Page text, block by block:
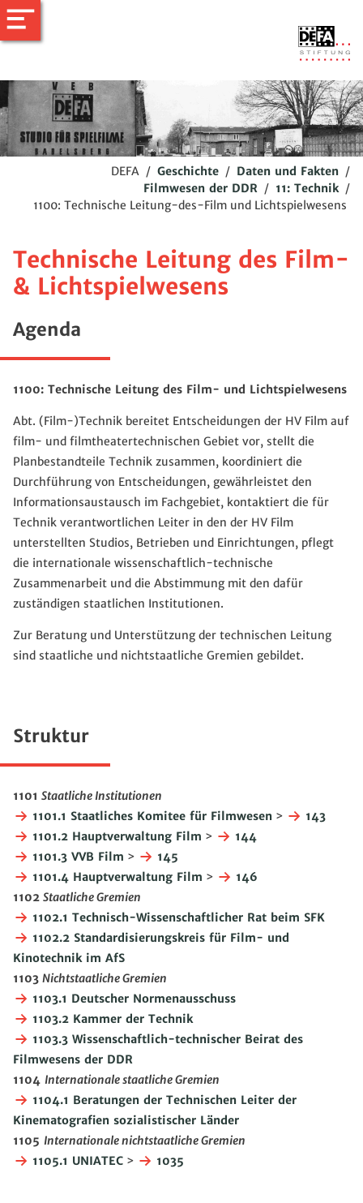
DEFA / Geschichte / Daten und Fakten /
Filmwesen der DDR / 11: Technik /
1100: Technische Leitung-des-Film und Lichtspielwesens
Technische Leitung des Film-
& Lichtspielwesens
Agenda
1100: Technische Leitung des Film- und Lichtspielwesens
Abt. (Film-)Technik bereitet Entscheidungen der HV Film auf
film- und filmtheatertechnischen Gebiet vor, stellt die
Planbestandteile Technik zusammen, koordiniert die
Durchführung von Entscheidungen, gewährleistet den
Informationsaustausch im Fachgebiet, kontaktiert die für
Technik verantwortlichen Leiter in den der HV Film
unterstellten Studios, Betrieben und Einrichtungen, pflegt
die internationale wissenschaftlich-technische
Zusammenarbeit und die Abstimmung mit den dafür
zuständigen staatlichen Institutionen.
Zur Beratung und Unterstützung der technischen Leitung
sind staatliche und nichtstaatliche Gremien gebildet.
Struktur
1101 Staatliche Institutionen
1101.1 Staatliches Komitee für Filmwesen >
143
1101.2 Hauptverwaltung Film >
144
1101.3 VVB Film >
145
1101.4 Hauptverwaltung Film >
146
1102 Staatliche Gremien
1102.1 Technisch-Wissenschaftlicher Rat beim SFK
1102.2 Standardisierungskreis für Film- und
Kinotechnik im AfS
1103 Nichtstaatliche Gremien
1103.1 Deutscher Normenausschuss
1103.2 Kammer der Technik
1103.3 Wissenschaftlich-technischer Beirat des
Filmwesens der DDR
1104 Internationale staatliche Gremien
1104.1 Beratungen der Technischen Leiter der
Kinematografien sozialistischer Länder
1105 Internationale nichtstaatliche Gremien
1105.1 UNIATEC > 1035